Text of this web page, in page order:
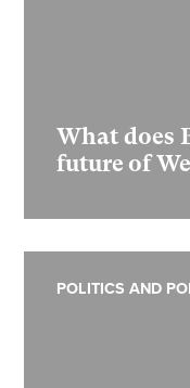
What does
future of
POLITICS AND